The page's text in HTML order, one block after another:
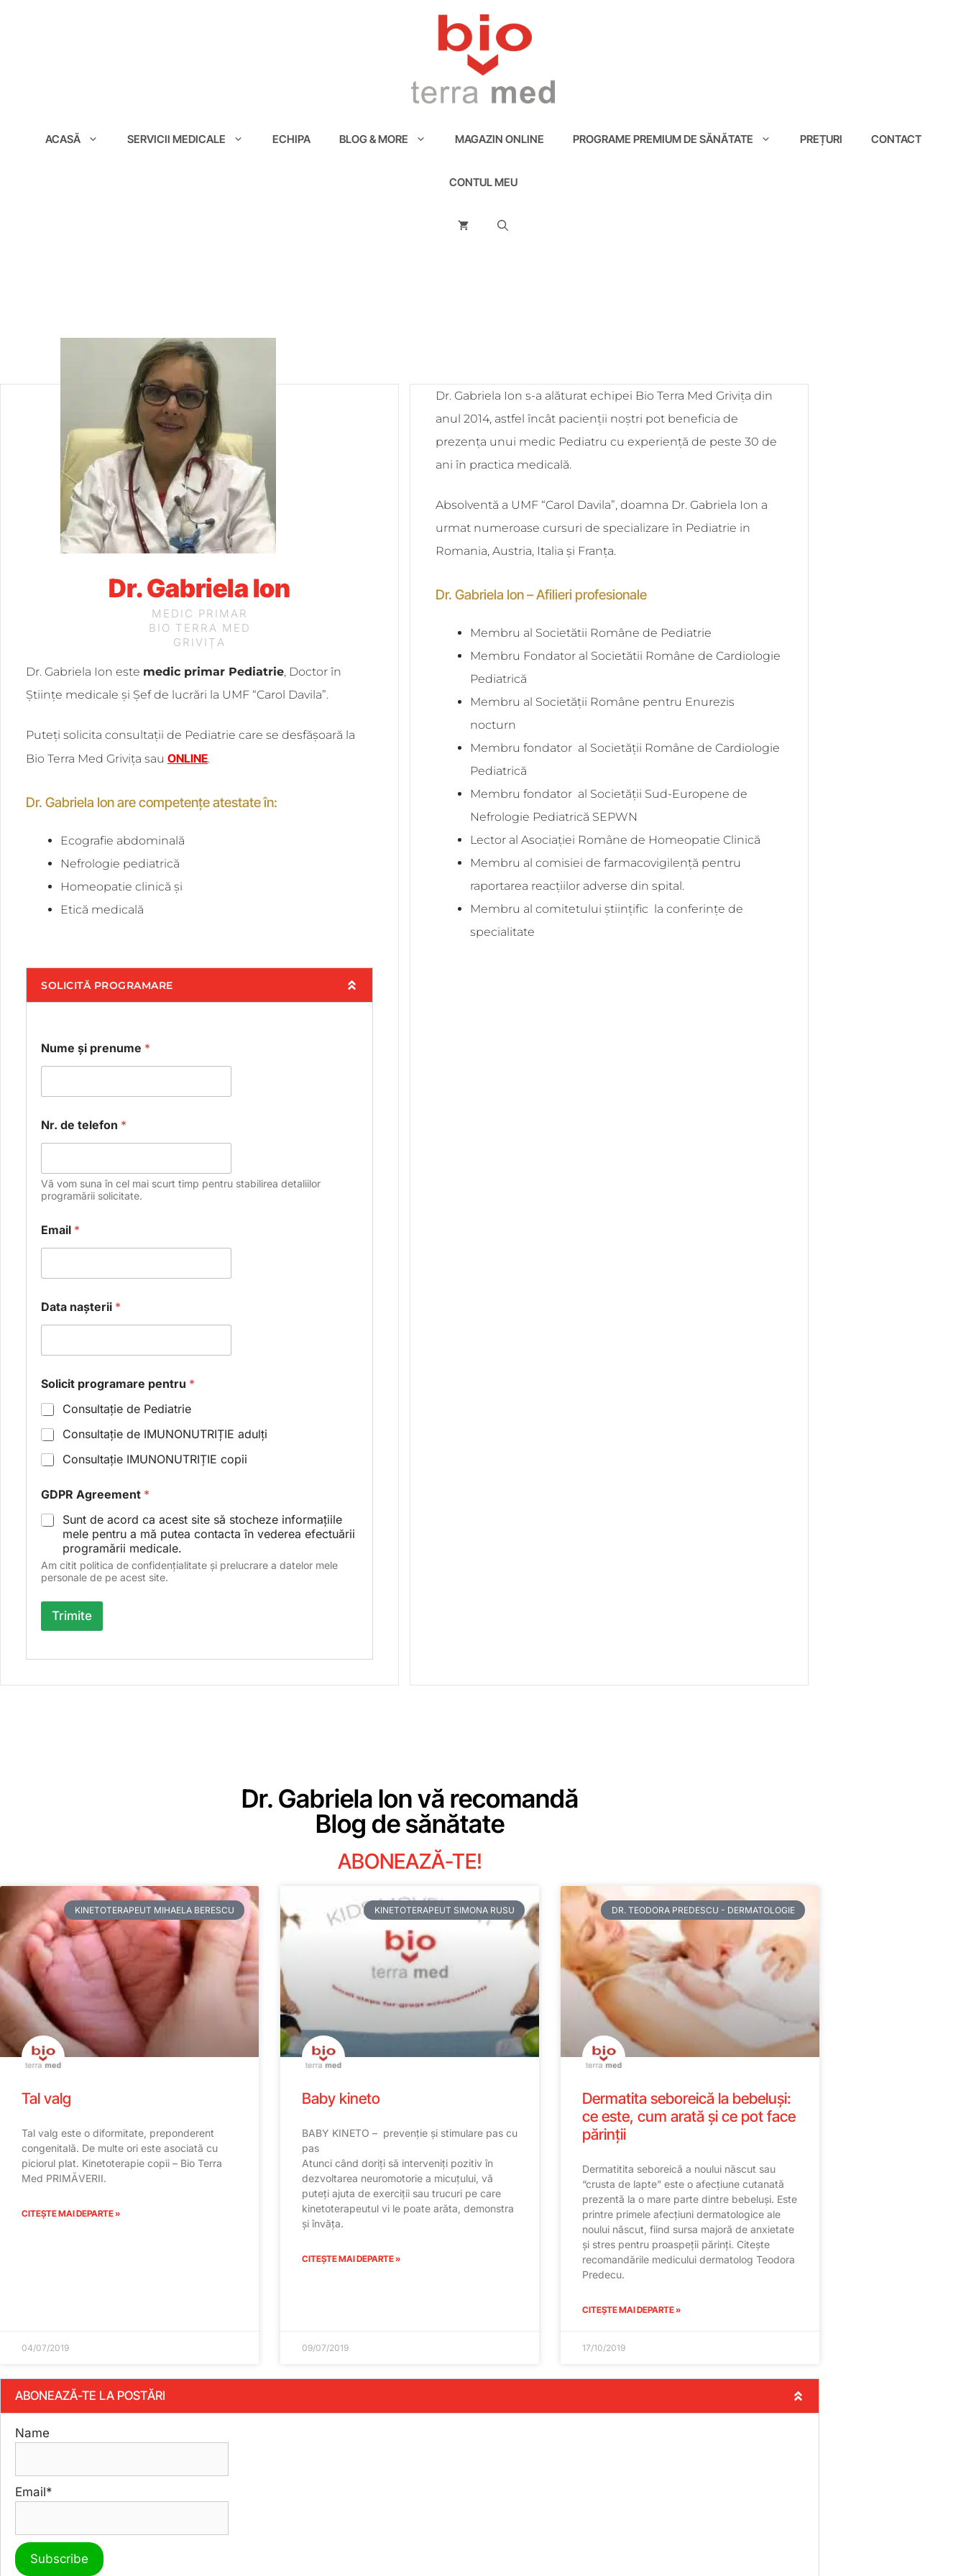
ACASĂ SERVICII MEDICALE ECHIPA BLOG & MORE MAGAZIN ONLINE PROGRAME PREMIUM DE SĂNĂTATE PREȚURI CONTACT
CONTUL MEU
Dr. Gabriela Ion
MEDIC PRIMAR
BIO TERRA MED
GRIVIȚA
Dr. Gabriela Ion este medic primar Pediatrie, Doctor în
Științe medicale și Șef de lucrări la UMF “Carol Davila”.
Puteți solicita consultații de Pediatrie care se desfășoară la
Bio Terra Med Grivița sau ONLINE.
Dr. Gabriela Ion are competențe atestate în:
Ecografie abdominală
Nefrologie pediatrică
Homeopatie clinică și
Etică medicală
SOLICITĂ PROGRAMARE
Nume și prenume *
p
r
g
r
a
a
r
e
r
n
Nr. de telefon *
Vă vom suna în cel mai scurt timp pentru stabilirea detaliilor
programării solicitate.
Email *
Data nașterii *
Solicit programare pentru *
Consultație de Pediatrie
Consultație de IMUNONUTRIȚIE adulți
Consultație IMUNONUTRIȚIE copii
GDPR Agreement *
Sunt de acord ca acest site să stocheze informațiile
mele pentru a mă putea contacta în vederea efectuării
programării medicale.
Am citit politica de confidențialitate și prelucrare a datelor mele
personale de pe acest site.
Trimite
Dr. Gabriela Ion s-a alăturat echipei Bio Terra Med Grivița din
anul 2014, astfel încât pacienții noștri pot beneficia de
prezența unui medic Pediatru cu experiență de peste 30 de
ani în practica medicală.
Absolventă a UMF “Carol Davila”, doamna Dr. Gabriela Ion a
urmat numeroase cursuri de specializare în Pediatrie in
Romania, Austria, Italia și Franța.
Dr. Gabriela Ion – Afilieri profesionale
Membru al Societătii Române de Pediatrie
Membru Fondator al Societătii Române de Cardiologie
Pediatrică
Membru al Societății Române pentru Enurezis
nocturn
Membru fondator al Societății Române de Cardiologie
Pediatrică
Membru fondator al Societății Sud-Europene de
Nefrologie Pediatrică SEPWN
Lector al Asociației Române de Homeopatie Clinică
Membru al comisiei de farmacovigilență pentru
raportarea reacțiilor adverse din spital.
Membru al comitetului științific
la conferințe de
specialitate
Dr. Gabriela Ion vă recomandă
Blog de sănătate
ABONEAZĂ-TE!
KINETOTERAPEUT MIHAELA BERESCU
Tal valg
Tal valg este o diformitate, preponderent
congenitală. De multe ori este asociată cu
piciorul plat. Kinetoterapie copii – Bio Terra
Med PRIMĂVERII.
CITEȘTE MAI DEPARTE »
04/07/2019
KINETOTERAPEUT SIMONA RUSU
Baby kineto
BABY KINETO – prevenție și stimulare pas cu
pas
Atunci când doriți să interveniți pozitiv în
dezvoltarea neuromotorie a micuțului, vă
puteți ajuta de exerciții sau trucuri pe care
kinetoterapeutul vi le poate arăta, demonstra
și învăța.
CITEȘTE MAI DEPARTE »
09/07/2019
DR. TEODORA PREDESCU - DERMATOLOGIE
Dermatita seboreică la bebeluși:
ce este, cum arată și ce pot face
părinții
Dermatitita seboreică a noului născut sau
“crusta de lapte” este o afecțiune cutanată
prezentă la o mare parte dintre bebeluși. Este
printre primele afecțiuni dermatologice ale
noului născut, fiind sursa majoră de anxietate
și stres pentru proaspeții părinți. Citește
recomandările medicului dermatolog Teodora
Predecu.
CITEȘTE MAI DEPARTE »
17/10/2019
ABONEAZĂ-TE LA POSTĂRI
Name
Email*